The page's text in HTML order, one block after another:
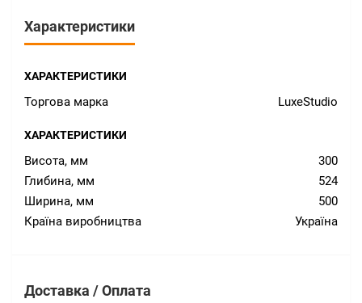
Характеристики
ХАРАКТЕРИСТИКИ
Торгова марка LuxeStudio
ХАРАКТЕРИСТИКИ
Висота, мм
300
Глибина, мм
524
Ширина, мм
500
Країна виробництва
Україна
Доставка / Оплата